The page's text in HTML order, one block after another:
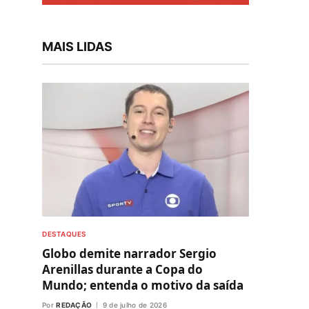
MAIS LIDAS
DESTAQUES
Globo demite narrador Sergio
Arenillas durante a Copa do
Mundo; entenda o motivo da saída
Por REDAÇÃO 9 de julho de 2026